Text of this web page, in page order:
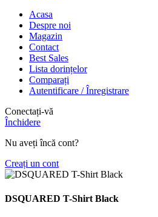
Acasa
Despre noi
Magazin
Contact
Best Sales
Lista dorințelor
Comparați
Autentificare / Înregistrare
Conectați-vă
Închidere
Nu aveți încă cont?
Creați un cont
DSQUARED T-Shirt Black